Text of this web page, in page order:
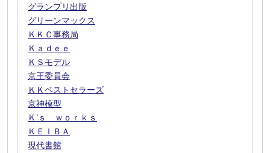
グランプリ出版
グリーンマックス
ＫＫＣ事務局
Ｋａｄｅｅ
ＫＳモデル
京王委員会
ＫＫベストセラーズ
京神模型
Ｋ’ｓ ｗｏｒｋｓ
ＫＥＩＢＡ
現代書館